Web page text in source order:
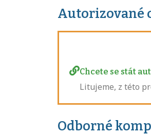
Autorizované
Chcete se stát
Litujeme, z této
Odborné